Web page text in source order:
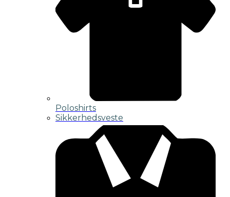
Poloshirts
Sikkerhedsveste